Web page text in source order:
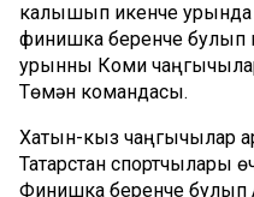
калышып икенче урында
финишка беренче булып
урынны Коми
Төмән командасы.
Хатын-кыз чаңгычылар
Татарстан спортчылары
Финишка беренче булып